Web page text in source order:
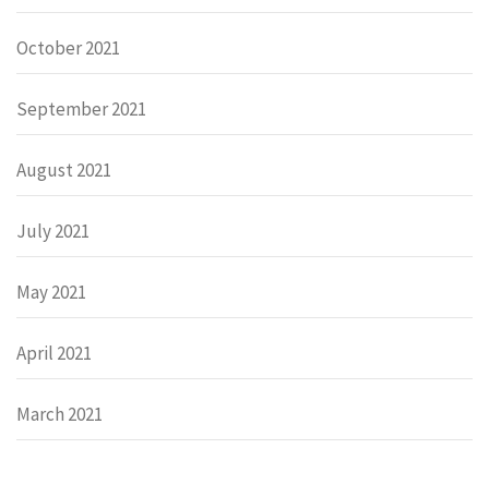
October 2021
September 2021
August 2021
July 2021
May 2021
April 2021
March 2021